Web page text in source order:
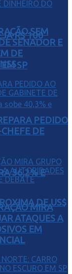
R$ 100
SP
36,2% E
DE US$
SEM
SENADOR E
DE
PEDIDO
DE
MIRA
ATAQUES A
EM